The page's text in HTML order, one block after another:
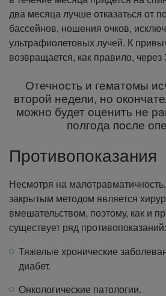
два месяца лучше отказаться от
бассейнов, ношения очков,
ультрафиолетовых лучей. К
возвращается, как правило, через
Отечность и гематомы
второй недели, но
можно будет оценить не
полгода после
Противопоказания
Несмотря на
закрытым методом является
вмешательством, поэтому, как и
существует ряд противопоказаний:
Тяжелые хронические
диабет.
Онкологические патологии.